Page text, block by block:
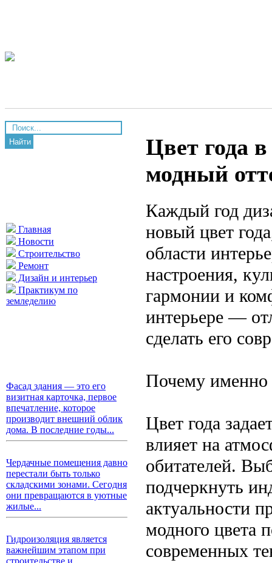
Найти
Главная
Новости
Строительство
Ремонт
Дизайн и интерьер
Практикум по
земледелию
Фасад здания — это его
визитная карточка, первое
впечатление, которое
производит внешний облик
дома. В последние годы...
Чердачные помещения давно
перестали быть только
складскими зонами. Сегодня
они превращаются в уютные
жилые...
Гидроизоляция является
важнейшим этапом при
строительстве и
Цвет года
модный
Каждый год
новый цвет
области
настроения,
гармонии и
интерьере —
сделать его
Почему именно
Цвет года
влияет на
обитателей.
подчеркнуть
актуальности
модного цвета
современных